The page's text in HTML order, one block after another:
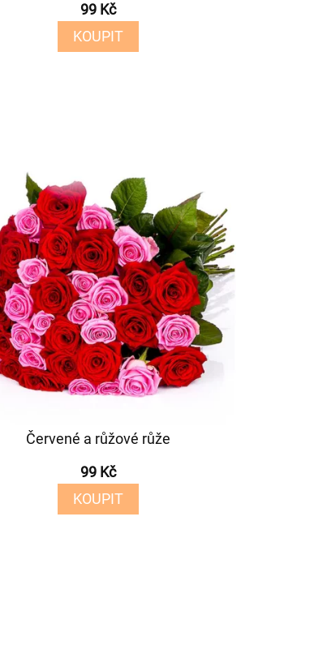
99 Kč
KOUPIT
Červené a růžové růže
99 Kč
KOUPIT